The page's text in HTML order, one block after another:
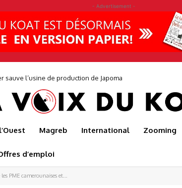
- Advertisement -
l’usine de production de Japoma
pour faire éclore une nouvelle génération
Magreb International Zooming
d’emploi
PME camerounaises et...